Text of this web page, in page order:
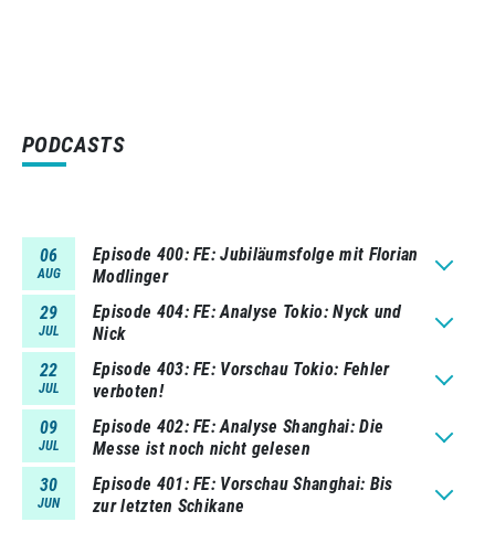
PODCASTS
06
AUG
Episode 400 FE: Jubiläumsfolge mit Florian
Modlinger
29
JUL
Episode 404 FE: Analyse Tokio: Nyck und
Nick
22
JUL
Episode 403 FE: Vorschau Tokio: Fehler
verboten!
09
JUL
Episode 402 FE: Analyse Shanghai: Die
Messe ist noch nicht gelesen
30
JUN
Episode 401 FE: Vorschau Shanghai: Bis
zur letzten Schikane